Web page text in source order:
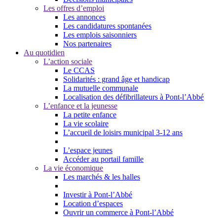
Les offres d’emploi
Les annonces
Les candidatures spontanées
Les emplois saisonniers
Nos partenaires
Au quotidien
L’action sociale
Le CCAS
Solidarités : grand âge et handicap
La mutuelle communale
Localisation des défibrillateurs à Pont-l’Abbé
L’enfance et la jeunesse
La petite enfance
La vie scolaire
L’accueil de loisirs municipal 3-12 ans
L’espace jeunes
Accéder au portail famille
La vie économique
Les marchés & les halles
Investir à Pont-l’Abbé
Location d’espaces
Ouvrir un commerce à Pont-l’Abbé